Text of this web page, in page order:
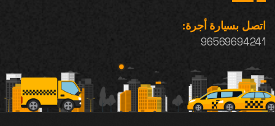
اتصل بسيارة أجرة:
96569694241